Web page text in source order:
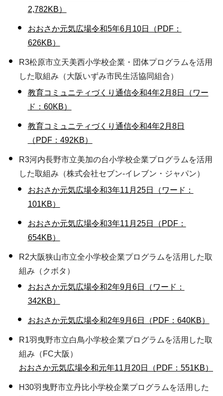
2,782KB）
おおさか元気広場令和5年6月10日（PDF：
626KB）
R3松原市立天美西小学校企業・団体プログラムを活用
した取組み（大阪いずみ市民生活協同組合）
教育コミュニティづくり通信令和4年2月8日（ワー
ド：60KB）
教育コミュニティづくり通信令和4年2月8日
（PDF：492KB）
R3河内長野市立美加の台小学校企業プログラムを活用
した取組み（株式会社セブン-イレブン・ジャパン）
おおさか元気広場令和3年11月25日（ワード：
101KB）
おおさか元気広場令和3年11月25日（PDF：
654KB）
R2大阪狭山市立全小学校企業プログラムを活用した取
組み（クボタ）
おおさか元気広場令和2年9月6日（ワード：
342KB）
おおさか元気広場令和2年9月6日（PDF：640KB）
R1羽曳野市立白鳥小学校企業プログラムを活用した取
組み（FC大阪）
おおさか元気広場令和元年11月20日（PDF：551KB）
H30羽曳野市立丹比小学校企業プログラムを活用した